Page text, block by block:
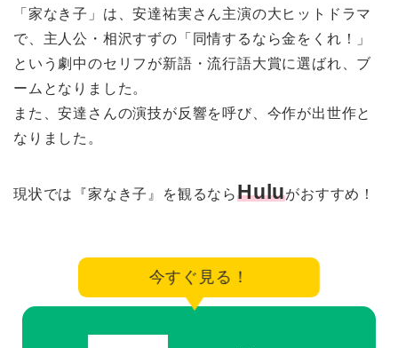
「家なき子」は、安達祐実さん主演の大ヒットドラマ
で、主人公・相沢すずの「同情するなら金をくれ！」
という劇中のセリフが新語・流行語大賞に選ばれ、ブ
ームとなりました。
また、安達さんの演技が反響を呼び、今作が出世作と
なりました。
現状では『家なき子』を観るならHuluがおすすめ！
今すぐ見る！